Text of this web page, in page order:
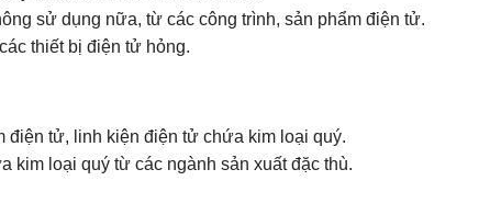
sử dụng nữa, từ các công trình, sản phẩm điện tử.
thiết bị điện tử hỏng.
điện tử, linh kiện điện tử chứa kim loại quý.
kim loại quý từ các ngành sản xuất đặc thù.